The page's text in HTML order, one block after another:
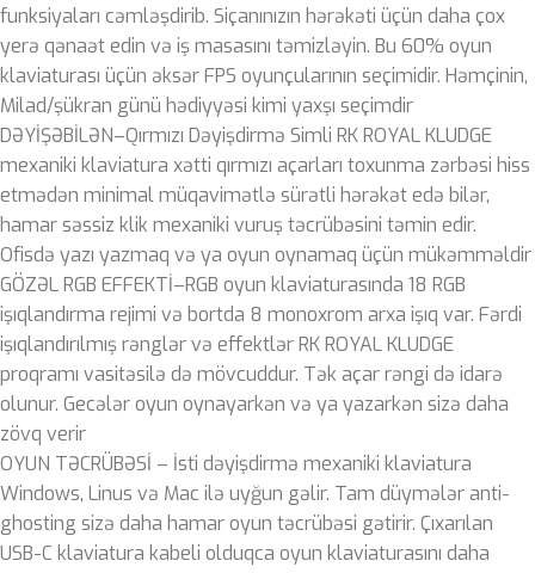
funksiyaları cəmləşdirib. Siçanınızın hərəkəti üçün daha çox
yerə qənaət edin və iş masasını təmizləyin. Bu 60% oyun
klaviaturası üçün əksər FPS oyunçularının seçimidir. Həmçinin,
Milad/şükran günü hədiyyəsi kimi yaxşı seçimdir
DƏYİŞƏBİLƏN–Qırmızı Dəyişdirmə Simli RK ROYAL KLUDGE
mexaniki klaviatura xətti qırmızı açarları toxunma zərbəsi hiss
etmədən minimal müqavimətlə sürətli hərəkət edə bilər,
hamar səssiz klik mexaniki vuruş təcrübəsini təmin edir.
Ofisdə yazı yazmaq və ya oyun oynamaq üçün mükəmməldir
GÖZƏL RGB EFFEKTİ–RGB oyun klaviaturasında 18 RGB
işıqlandırma rejimi və bortda 8 monoxrom arxa işıq var. Fərdi
işıqlandırılmış rənglər və effektlər RK ROYAL KLUDGE
proqramı vasitəsilə də mövcuddur. Tək açar rəngi də idarə
olunur. Gecələr oyun oynayarkən və ya yazarkən sizə daha
zövq verir
OYUN TƏCRÜBƏSİ – İsti dəyişdirmə mexaniki klaviatura
Windows, Linus və Mac ilə uyğun gəlir. Tam düymələr anti-
ghosting sizə daha hamar oyun təcrübəsi gətirir. Çıxarılan
USB-C klaviatura kabeli olduqca oyun klaviaturasını daha